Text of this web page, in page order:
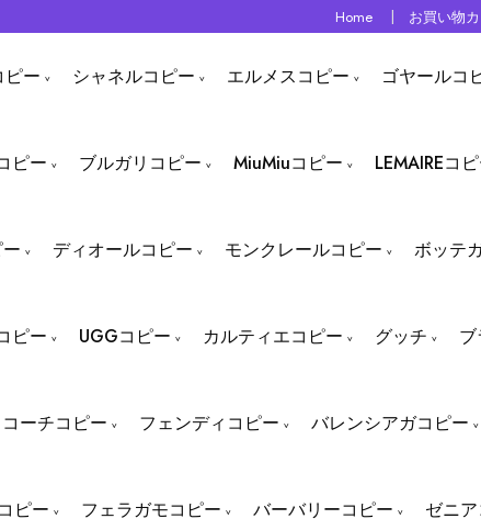
Home お買い物
ー シャネルコピー エルメスコピー ゴヤールコ
ピー ブルガリコピー MiuMiuコピー LEMAIREコ
ディオールコピー モンクレールコピー ボッテ
ピー UGGコピー カルティエコピー グッチ
コーチコピー フェンディコピー バレンシアガコピー
ピー フェラガモコピー バーバリーコピー ゼニ